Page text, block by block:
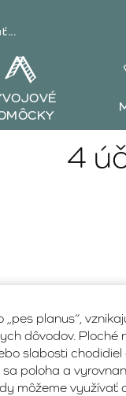
4
„pes planus“,
dôvodov.
slabosti
sa poloha a
môžeme využívať